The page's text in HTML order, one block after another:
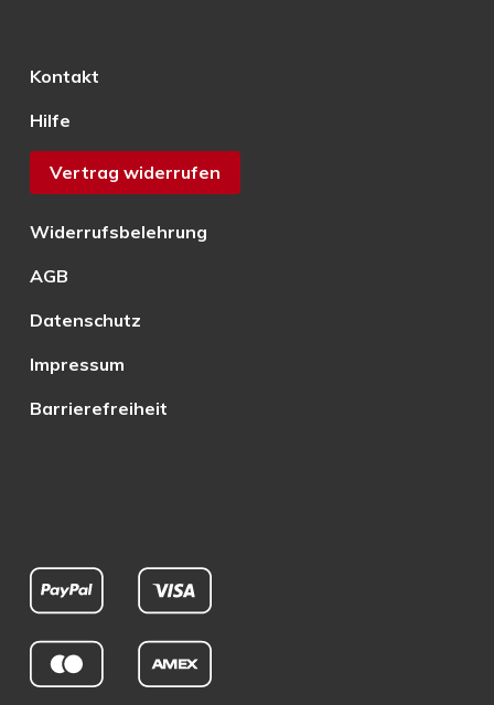
Kontakt
Hilfe
Vertrag widerrufen
Widerrufsbelehrung
AGB
Datenschutz
Impressum
Barrierefreiheit